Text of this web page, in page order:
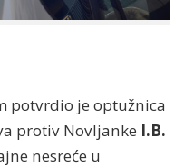
potvrdio je optužnica
protiv Novljanke I.B.
nesreće u